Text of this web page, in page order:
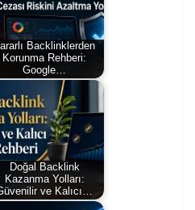
Backlinklerden
Korunma Rehberi:
Google…
Doğal Backlink
Kazanma Yolları:
ve Kalıcı…